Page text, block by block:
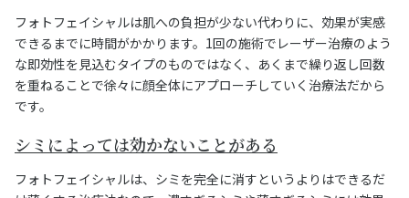
フォトフェイシャルは肌への負担が少ない代わりに、効果が実感
できるまでに時間がかかります。1回の施術でレーザー治療のよう
な即効性を見込むタイプのものではなく、あくまで繰り返し回数
を重ねることで徐々に顔全体にアプローチしていく治療法だから
です。
シミによっては効かないことがある
フォトフェイシャルは、シミを完全に消すというよりはできるだ